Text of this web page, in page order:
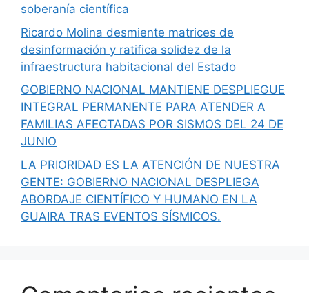
soberanía científica
Ricardo Molina desmiente matrices de
desinformación y ratifica solidez de la
infraestructura habitacional del Estado
GOBIERNO NACIONAL MANTIENE DESPLIEGUE
INTEGRAL PERMANENTE PARA ATENDER A
FAMILIAS AFECTADAS POR SISMOS DEL 24 DE
JUNIO
LA PRIORIDAD ES LA ATENCIÓN DE NUESTRA
GENTE: GOBIERNO NACIONAL DESPLIEGA
ABORDAJE CIENTÍFICO Y HUMANO EN LA
GUAIRA TRAS EVENTOS SÍSMICOS.